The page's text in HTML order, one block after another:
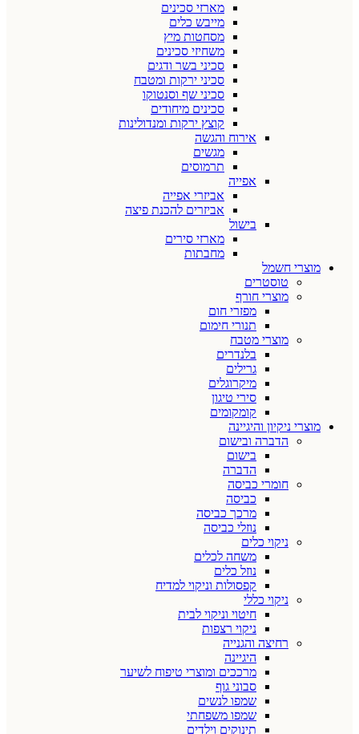
מארזי סכינים
מייבש כלים
מסחטות מיץ
משחיזי סכינים
סכיני בשר ודגים
סכיני ירקות ומטבח
סכיני שף וסנטוקו
סכינים מיחודים
קוצץ ירקות ומנדולינות
אירוח והגשה
מגשים
תרמוסים
אפייה
אביזרי אפייה
אביזרים להכנת פיצה
בישול
מארזי סירים
מחבתות
מוצרי חשמל
טוסטרים
מוצרי חורף
מפזרי חום
תנורי חימום
מוצרי מטבח
בלנדרים
גרילים
מיקרוגלים
סירי טיגון
קומקומים
מוצרי ניקיון והיגיינה
הדברה ובישום
בישום
הדברה
חומרי כביסה
כביסה
מרכך כביסה
נוזלי כביסה
ניקוי כלים
משחה לכלים
נוזל כלים
קפסולות וניקוי למדיח
ניקוי כללי
חיטוי וניקוי לבית
ניקוי רצפות
רחיצה והגנייה
היגיינה
מרככים ומוצרי טיפוח לשיער
סבוני גוף
שמפו לנשים
שמפו משפחתי
תינוקים וילדים